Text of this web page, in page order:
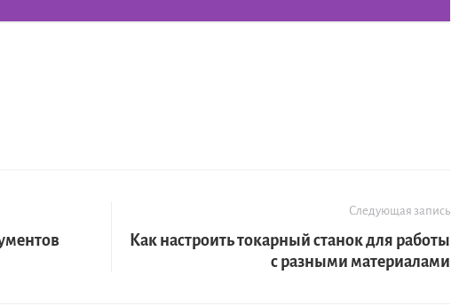
Следующая запись
Как настроить токарный станок для работы
с разными материалами